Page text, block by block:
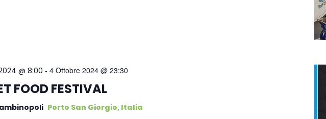
@ 8:00 - 4 Ottobre 2024 @ 23:30
FOOD FESTIVAL
Porto San Giorgio, Italia